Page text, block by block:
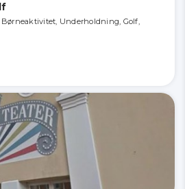
Børneaktivitet, Underholdning, Golf,